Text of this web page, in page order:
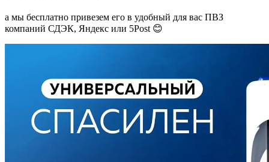
а мы бесплатно привезем его в удобный для вас ПВЗ
компаний СДЭК, Яндекс или 5Post 😊